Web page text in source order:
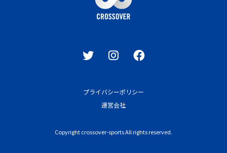
プライバシーポリシー
運営会社
Copyright crossover-sports All rights reserved.